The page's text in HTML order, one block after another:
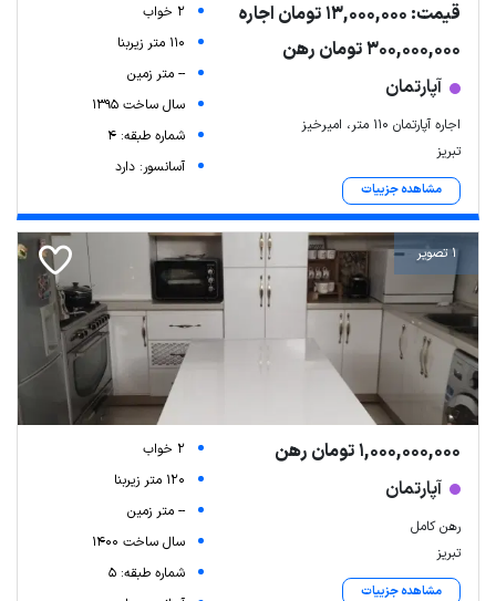
قیمت: 13,000,000 تومان اجاره
300,000,000 تومان رهن
آپارتمان
اجاره آپارتمان ۱۱۰ متر، امیرخیز
تبریز
مشاهده جزییات
2 خواب
110 متر زیربنا
-- متر زمین
سال ساخت 1395
شماره طبقه: 4
آسانسور: دارد
1 تصویر
1,000,000,000 تومان رهن
آپارتمان
رهن کامل
تبریز
مشاهده جزییات
2 خواب
120 متر زیربنا
-- متر زمین
سال ساخت 1400
شماره طبقه: 5